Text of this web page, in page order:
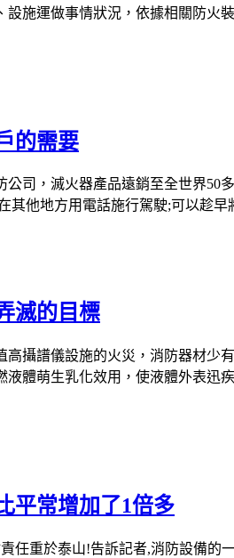
施運做事情狀況，依據相關防
的需要
司，滅火器產品遠銷至全世界
其他地方用電話施行駕駛;可以趁
滅的目標
高攝譜儀設施的火災，消防器材少
體萌生乳化效用，使液體外表
平常增加了1倍多
任重於泰山!告訴記者,消防設備